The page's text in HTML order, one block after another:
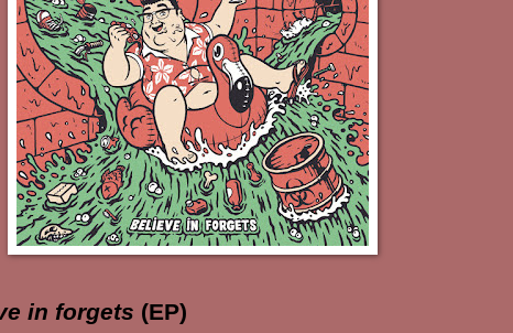
in forgets (EP)